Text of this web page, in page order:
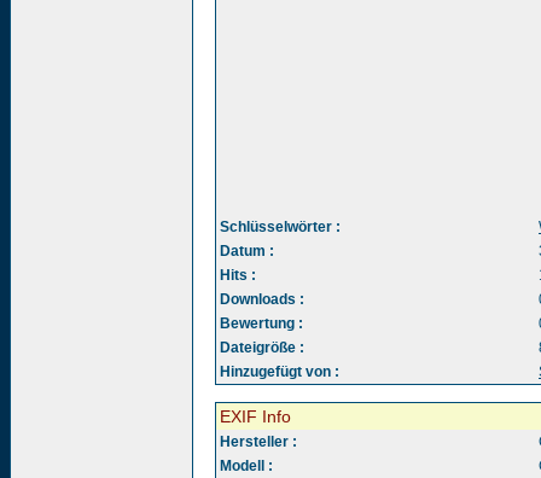
Schlüsselwörter :
Datum :
Hits :
Downloads :
Bewertung :
Dateigröße :
Hinzugefügt von :
EXIF Info
Hersteller :
Modell :